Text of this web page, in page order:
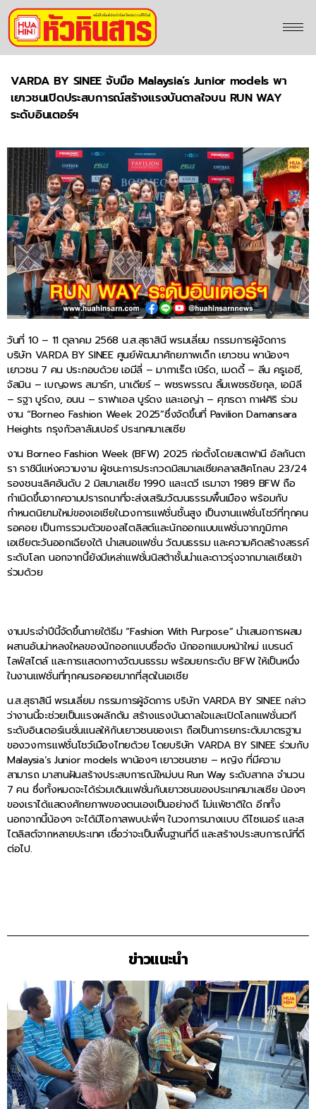
VARDA BY SINEE จับมือ Malaysia’s Junior models พา
เยาวชนเปิดประสบการณ์สร้างแรงบันดาลใจบน RUN WAY
ระดับอินเตอร์ฯ
วันที่ 10 – 11 ตุลาคม 2568 น.ส.สุธาสินี พรมเลี่ยม กรรมการผู้จัดการ
บริษัท VARDA BY SINEE ศูนย์พัฒนาศักยภาพเด็ก เยาวชน พาน้องๆ
เยาวชน 7 คน ประกอบด้วย เอมีลี่ – มากาเร็ต เบิร์ด, เมดดี้ – ลีน ครูเอซี,
จัสมิน – เบญจพร สมาร์ท, นาเดียร์ – พชรพรรณ ลิ้มเพชรชัยกุล, เอมิลี
– รฐา บูร์ดง, อนน – ราฟาเอล บูร์ดง และเอญ่า – ศุภรดา กาฬศิริ ร่วม
งาน “Borneo Fashion Week 2025”ซึ่งจัดขึ้นที่ Pavilion Damansara
Heights กรุงกัวลาลัมเปอร์ ประเทศมาเลเซีย
งาน Borneo Fashion Week (BFW) 2025 ก่อตั้งโดยสเตฟานี อัลกันตา
รา ราชินีแห่งความงาม ผู้ชนะการประกวดมิสมาเลเซียคลาสสิคโกลบ 23/24
รองชนะเลิศอันดับ 2 มิสมาเลเซีย 1990 และเดวี เรมาจา 1989 BFW ถือ
กำเนิดขึ้นจากความปรารถนาที่จะส่งเสริมวัฒนธรรมพื้นเมือง พร้อมกับ
กำหนดนิยามใหม่ของเอเชียในวงการแฟชั่นชั้นสูง เป็นงานแฟชั่นโชว์ที่ทุกคน
รอคอย เป็นการรวมตัวของสไตลิสต์และนักออกแบบแฟชั่นจากภูมิภาค
เอเชียตะวันออกเฉียงใต้ นำเสนอแฟชั่น วัฒนธรรม และความคิดสร้างสรรค์
ระดับโลก นอกจากนี้ยังมีเหล่าแฟชั่นนิสต้าชั้นนำและดาวรุ่งจากมาเลเซียเข้า
ร่วมด้วย
งานประจำปีนี้จัดขึ้นภายใต้ธีม “Fashion With Purpose” นำเสนอการผสม
ผสานอันน่าหลงใหลของนักออกแบบชื่อดัง นักออกแบบหน้าใหม่ แบรนด์
ไลฟ์สไตล์ และการแสดงทางวัฒนธรรม พร้อมยกระดับ BFW ให้เป็นหนึ่ง
ในงานแฟชั่นที่ทุกคนรอคอยมากที่สุดในเอเชีย
น.ส.สุธาสินี พรมเลี่ยม กรรมการผู้จัดการ บริษัท VARDA BY SINEE กล่าว
ว่างานนี้จะช่วยเป็นแรงผลักดัน สร้างแรงบันดาลใจและเปิดโลกแฟชั่นเวที
ระดับอินเตอร์เนชั่นแนลให้กับเยาวชนของเรา ถือเป็นการยกระดับมาตรฐาน
ของวงการแฟชั่นโชว์เมืองไทยด้วย โดยบริษัท VARDA BY SINEE ร่วมกับ
Malaysia’s Junior models พาน้องๆ เยาวชนชาย – หญิง ที่มีความ
สามารถ มาสานฝันสร้างประสบการณ์ใหม่บน Run Way ระดับสากล จำนวน
7 คน ซึ่งทั้งหมดจะได้ร่วมเดินแฟชั่นกับเยาวชนของประเทศมาเลเซีย น้องๆ
ของเราได้แสดงศักยภาพของตนเองเป็นอย่างดี ไม่แพ้ชาติใด อีกทั้ง
นอกจากนี้น้องๆ จะได้มีโอกาสพบปะพี่ๆ ในวงการนางแบบ ดีไซเนอร์ และส
ไตลิสต์จากหลายประเทศ เชื่อว่าจะเป็นพื้นฐานที่ดี และสร้างประสบการณ์ที่ดี
ต่อไป.
ข่าวแนะนำ